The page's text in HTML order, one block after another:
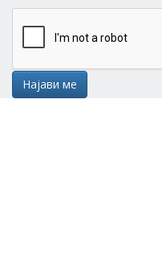
Најави ме